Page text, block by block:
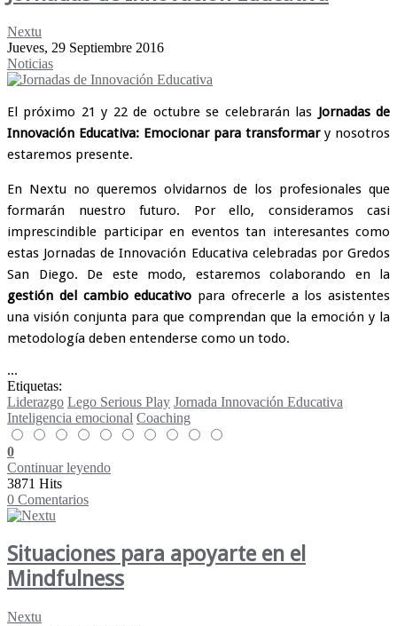
Nextu
Jueves, 29 Septiembre 2016
Noticias
El próximo 21 y 22 de octubre se celebrarán las Jornadas de
Innovación Educativa: Emocionar para transformary nosotros
estaremos presente.
En Nextu no queremos olvidarnos de los profesionales que
formarán nuestro futuro. Por ello, consideramos casi
imprescindible participar en eventos tan interesantes como
estas Jornadas de Innovación Educativa celebradas por Gredos
San Diego. De este modo, estaremos colaborando en la
gestión del cambio educativo para ofrecerle a los asistentes
una visión conjunta para que comprendan que la emoción y la
metodología deben entenderse como un todo.
...
Etiquetas:
Liderazgo Lego Serious Play Jornada Innovación Educativa
Inteligencia emocional Coaching
0
Continuar leyendo
3871 Hits
0 Comentarios
Situaciones para apoyarte en el
Mindfulness
Nextu